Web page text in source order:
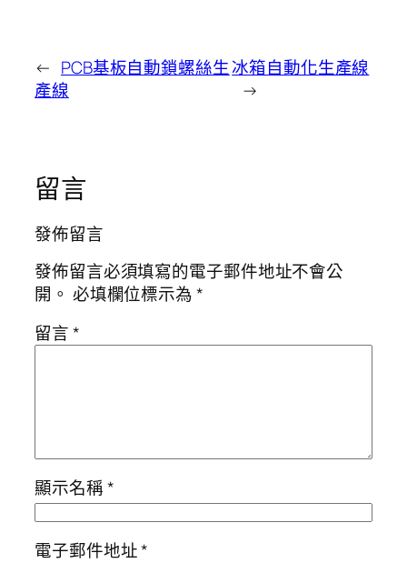
← PCB基板自動鎖螺絲生
產線
冰箱自動化生產線
→
留言
發佈留言
發佈留言必須填寫的電子郵件地址不會公
開。 必填欄位標示為*
留言*
顯示名稱*
電子郵件地址*